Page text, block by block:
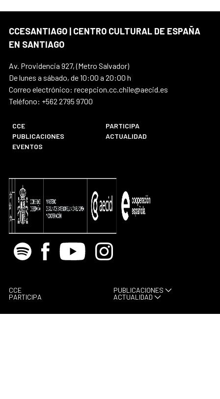
CCESANTIAGO | CENTRO CULTURAL DE ESPAÑA
EN SANTIAGO
Av. Providencia 927, (Metro Salvador)
De lunes a sábado, de 10:00 a 20:00 h
Correo electrónico: recepcion.cc.chile@aecid.es
Teléfono: +562 2795 9700
CCE
PARTICIPA
PUBLICACIONES
ACTUALIDAD
EVENTOS
Spotify Facebook
Youtube Instagram
CCE
PARTICIPA
PUBLICACIONES
ACTUALIDAD